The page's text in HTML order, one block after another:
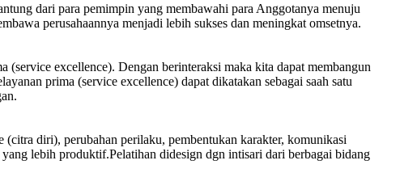
dari para pemimpin yang membawahi para Anggotanya menuju
perusahaannya menjadi lebih sukses dan meningkat omsetnya.
(service excellence). Dengan berinteraksi maka kita dapat membangun
prima (service excellence) dapat dikatakan sebagai saah satu
diri), perubahan perilaku, pembentukan karakter, komunikasi
lebih produktif.Pelatihan didesign dgn intisari dari berbagai bidang